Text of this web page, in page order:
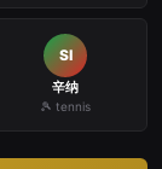
SI
辛纳
🎾 tennis